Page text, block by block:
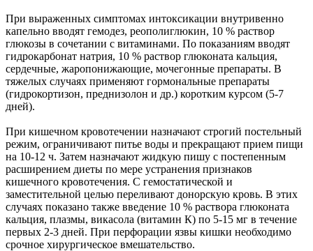
При выраженных симптомах интоксикации внутривенно
капельно вводят гемодез, реополиглюкин, 10 % раствор
глюкозы в сочетании с витаминами. По показаниям вводят
гидрокарбонат натрия, 10 % раствор глюконата кальция,
сердечные, жаропонижающие, мочегонные препараты. В
тяжелых случаях применяют гормональные препараты
(гидрокортизон, преднизолон и др.) коротким курсом (5-7
дней).
При кишечном кровотечении назначают строгий постельный
режим, ограничивают питье воды и прекращают прием пищи
на 10-12 ч. Затем назначают жидкую пишу с постепенным
расширением диеты по мере устранения признаков
кишечного кровотечения. С гемостатической и
заместительной целью переливают донорскую кровь. В этих
случаях показано также введение 10 % раствора глюконата
кальция, плазмы, викасола (витамин К) по 5-15 мг в течение
первых 2-3 дней. При перфорации язвы кишки необходимо
срочное хирургическое вмешательство.